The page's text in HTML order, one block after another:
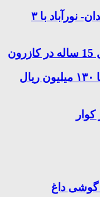
واژگونی پژو۲۰۶ در جاده بابامیدان- نورآباد با ۳
توقیف خودروی ام‌وی‌ام X33 با ۱۳۰ میلیون ریال
گوشی داغ